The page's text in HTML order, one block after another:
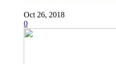
Oct 26, 2018
0